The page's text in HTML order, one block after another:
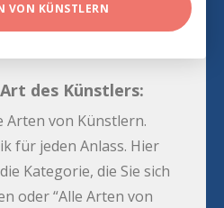
VON KÜNSTLERN
des Künstlers:
Arten von Künstlern.
für jeden Anlass. Hier
Kategorie, die Sie sich
oder “Alle Arten von